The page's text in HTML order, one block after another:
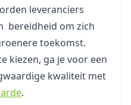
leveranciers
bereidheid om zich
toekomst.
kiezen, ga je voor een
kwaliteit met
.